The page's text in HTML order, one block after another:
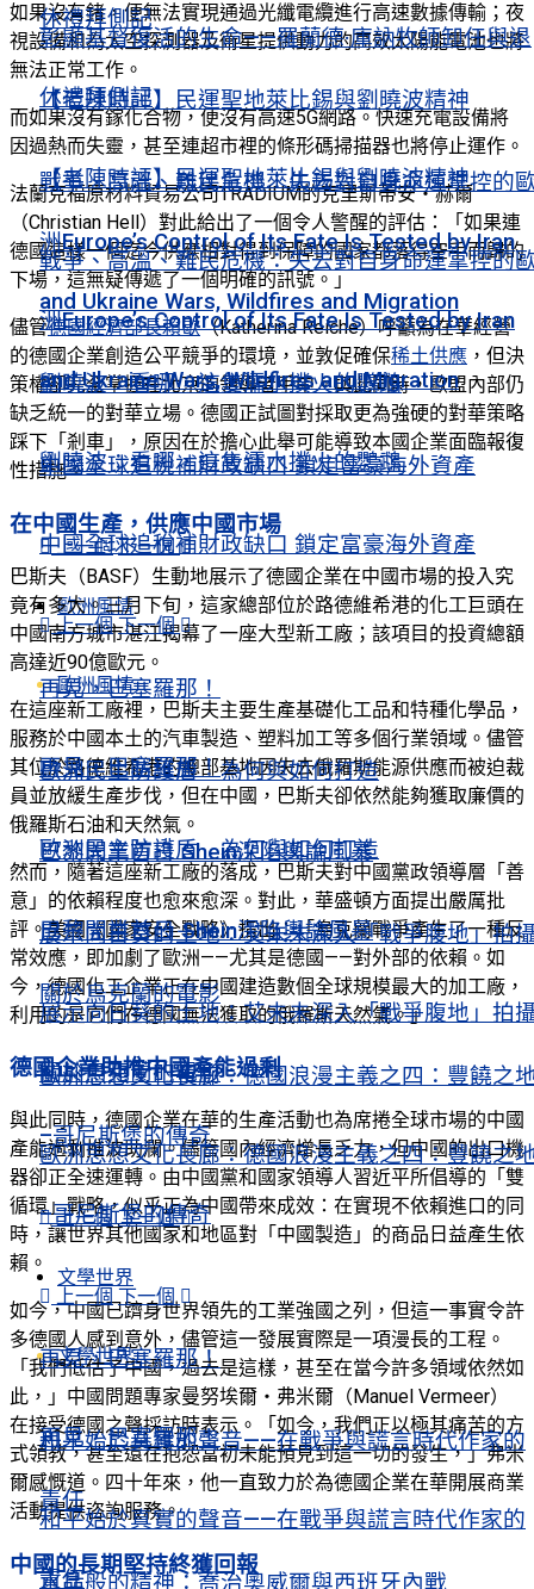
休禮拜側記
【老陳時評】民運聖地萊比錫與劉曉波精神
戰爭、高溫、難民危機：失去對自身命運掌控的
洲Europe’s Control of Its Fate Is Tested by Iran
and Ukraine Wars, Wildfires and Migration
劉曉波：看哪，這隻濡水撲火的鸚鵡
中國全球追稅補財政缺口 鎖定富豪海外資產
上一個 下一個
歐洲風情
再見，巴塞羅那！
歐洲民主防護盾 為何與如何打造
巴黎開業首日 Shein深陷輿論風暴
展示向日葵的土地：艾未未深入「戰爭腹地」拍
關於烏克蘭的電影
歐洲思想文化長廊：德國浪漫主義之四：豐饒之
–哥尼斯堡的傳奇
上一個 下一個
文學世界
再見，巴塞羅那！
和平始於真實的聲音——在戰爭與謊言時代作家的
責任
水晶般的精神：喬治奧威爾與西班牙內戰
彰顯基督復活的生命——羅蘭德·庫訥牧師卸任與退
休禮拜側記
【老陳時評】民運聖地萊比錫與劉曉波精神
戰爭、高溫、難民危機：失去對自身命運掌控的
洲Europe’s Control of Its Fate Is Tested by Iran
and Ukraine Wars, Wildfires and Migration
劉曉波：看哪，這隻濡水撲火的鸚鵡
中國全球追稅補財政缺口 鎖定富豪海外資產
上一個 下一個
歐洲風情
再見，巴塞羅那！
歐洲民主防護盾 為何與如何打造
巴黎開業首日 Shein深陷輿論風暴
展示向日葵的土地：艾未未深入「戰爭腹地」拍
關於烏克蘭的電影
歐洲思想文化長廊：德國浪漫主義之四：豐饒之
–哥尼斯堡的傳奇
上一個 下一個
文學世界
再見，巴塞羅那！
和平始於真實的聲音——在戰爭與謊言時代作家的
責任
如果沒有鍺，便無法實現通過光纖電纜進行高速數據傳輸；夜
視設備和為太空探測器及衛星提供動力的高效太陽能電池也將
無法正常工作。
而如果沒有鎵化合物，便沒有高速5G網路。快速充電設備將
因過熱而失靈，甚至連超市裡的條形碼掃描器也將停止運作。
法蘭克福原材料貿易公司TRADIUM的克里斯蒂安‧赫爾
（Christian Hell）對此給出了一個令人警醒的評估：「如果連
德國這樣一個迄今供應相對得到保障的國家都落得空手而歸的
下場，這無疑傳遞了一個明確的訊號。」
儘管德國經濟部長賴歇（Katherina Reiche）呼籲為在華經營
的德國企業創造公平競爭的環境，並敦促確保稀土供應 ，但決
策權卻完全掌握在北京的領導者手中。與此同時，歐盟內部仍
缺乏統一的對華立場。德國正試圖對採取更為強硬的對華策略
踩下「剎車」，原因在於擔心此舉可能導致本國企業面臨報復
性措施。
在中國生產，供應中國市場
巴斯夫（BASF）生動地展示了德國企業在中國市場的投入究
竟有多大。三月下旬，這家總部位於路德維希港的化工巨頭在
中國南方城市湛江揭幕了一座大型新工廠；該項目的投資總額
高達近90億歐元。
在這座新工廠裡，巴斯夫主要生產基礎化工品和特種化學品，
服務於中國本土的汽車製造、塑料加工等多個行業領域。儘管
其位於路德維希港的總部基地因失去俄羅斯能源供應而被迫裁
員並放緩生產步伐，但在中國，巴斯夫卻依然能夠獲取廉價的
俄羅斯石油和天然氣。
然而，隨著這座新工廠的落成，巴斯夫對中國黨政領導層「善
意」的依賴程度也愈來愈深。對此，華盛頓方面提出嚴厲批
評。美國《國家安全戰略》指出：「烏克蘭戰爭產生了一種反
常效應，即加劇了歐洲——尤其是德國——對外部的依賴。如
今，德國化工企業正在中國建造數個全球規模最大的加工廠，
利用的是它們在德國無法獲取的俄羅斯天然氣。」
德國企業助推中國產能過剩
與此同時，德國企業在華的生產活動也為席捲全球市場的中國
產能過剩推波助瀾。儘管國內經濟增長乏力，但中國的出口機
器卻正全速運轉。由中國黨和國家領導人習近平所倡導的「雙
循環」戰略，似乎正為中國帶來成效：在實現不依賴進口的同
時，讓世界其他國家和地區對「中國製造」的商品日益產生依
賴。
如今，中國已躋身世界領先的工業強國之列，但這一事實令許
多德國人感到意外，儘管這一發展實際是一項漫長的工程。
「我們低估了中國，過去是這樣，甚至在當今許多領域依然如
此，」中國問題專家曼努埃爾‧弗米爾（Manuel Vermeer）
在接受德國之聲採訪時表示。「如今，我們正以極其痛苦的方
式領教，甚至還在抱怨當初未能預見到這一切的發生，」弗米
爾感慨道。四十年來，他一直致力於為德國企業在華開展商業
活動提供咨詢服務。
中國的長期堅持終獲回報